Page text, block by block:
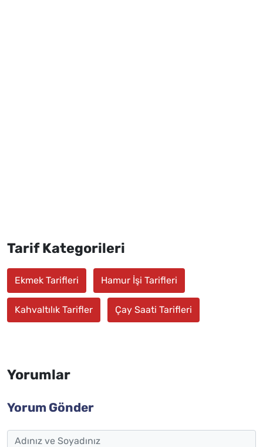
Tarif Kategorileri
Ekmek Tarifleri Hamur İşi Tarifleri
Kahvaltılık Tarifler Çay Saati Tarifleri
Yorumlar
Yorum Gönder